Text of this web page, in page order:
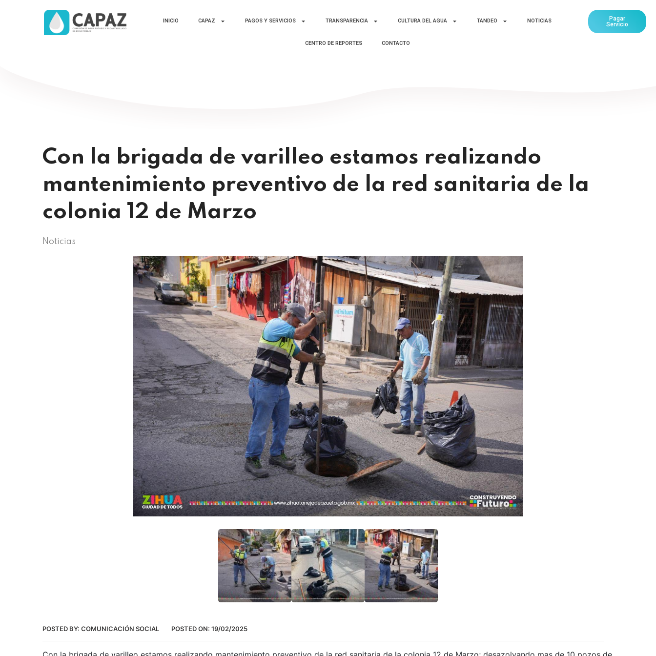
INICIO CAPAZ PAGOS Y SERVICIOS TRANSPARENCIA CULTURA DEL AGUA TANDEO NOTICIAS
CENTRO DE REPORTES CONTACTO
Pagar
Servicio
Con la brigada de varilleo estamos realizando
mantenimiento preventivo de la red sanitaria de la
colonia 12 de Marzo
Noticias
POSTED BY: COMUNICACIÓN SOCIAL POSTED ON: 19/02/2025